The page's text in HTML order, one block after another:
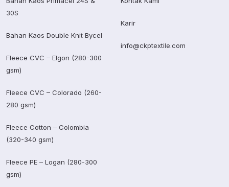
30S
Bahan Kaos Double Knit Bycel
Fleece CVC – Elgon (280-300
gsm)
Fleece CVC – Colorado (260-
280 gsm)
Fleece Cotton – Colombia
(320-340 gsm)
Fleece PE – Logan (280-300
gsm)
Karir
info@ckptextile.com